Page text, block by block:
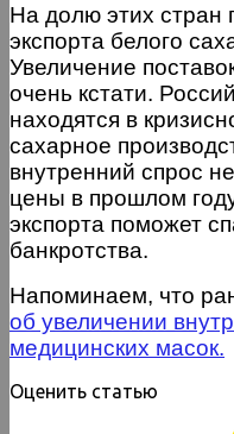
На долю этих стран
экспорта белого
Увеличение
очень кстати.
находятся в
сахарное
внутренний спрос
цены в прошлом
экспорта поможет
банкротства.
Напоминаем, что
об увеличении
медицинских масок.
Оценить статью